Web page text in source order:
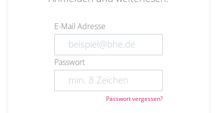
E-Mail Adresse
Passwort
Passwort vergessen?